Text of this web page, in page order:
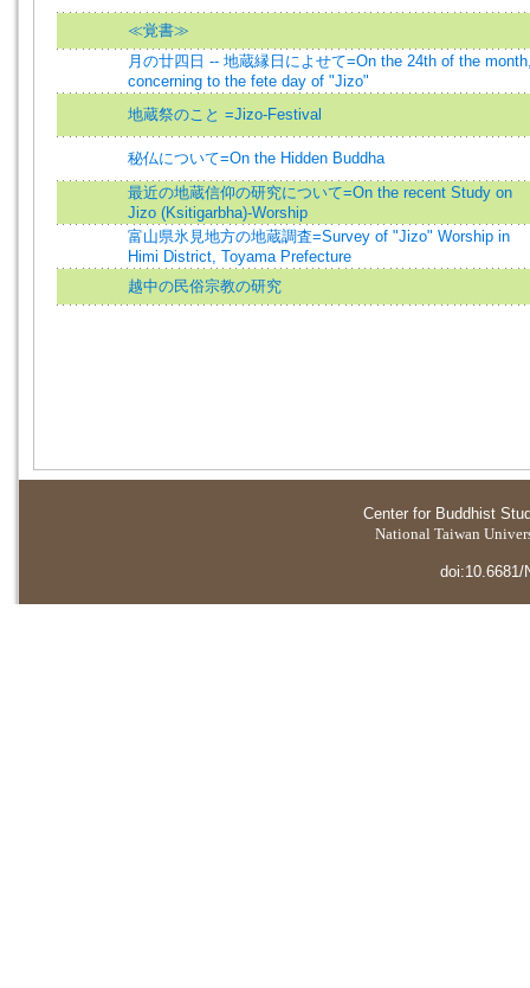
≪覚書≫
月の廿四日 -- 地蔵縁日によせて=On the 24th of the
concerning to the fete day of "Jizo"
地蔵祭のこと =Jizo-Festival
秘仏について=On the Hidden Buddha
最近の地蔵信仰の研究について=On the recent Study on
Jizo (Ksitigarbha)-Worship
富山県氷見地方の地蔵調査=Survey of "Jizo" Worship in
Himi District, Toyama Prefecture
越中の民俗宗教の研究
Center for Buddhist
National Taiwan
doi:10.6681/